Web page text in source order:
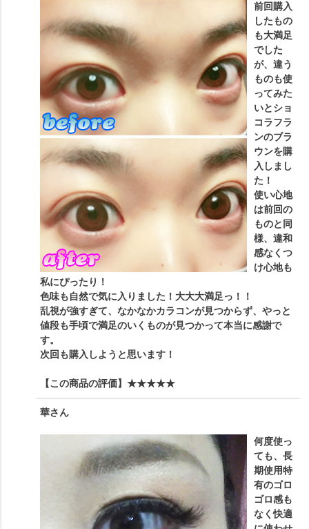
前回購入
したもの
も大満足
でした
が、違う
ものも使
ってみた
いとショ
コラフラ
ンのブラ
ウンを購
入しまし
た！
使い心地
は前回の
ものと同
様、違和
感なくつ
け心地も
私にぴったり！
色味も自然で気に入りました！大大大満足っ！！
乱視が強すぎて、なかなかカラコンが見つからず、やっと
値段も手頃で満足のいくものが見つかって本当に感謝で
す。
次回も購入しようと思います！
【この商品の評価】 ★★★★★
華さん
何度使っ
ても、長
期使用特
有のゴロ
ゴロ感も
なく快適